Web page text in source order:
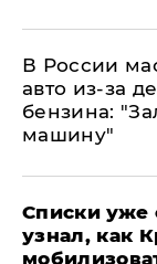
В России
авто из-за
бензина:
машину"
Списки уже
узнал, как